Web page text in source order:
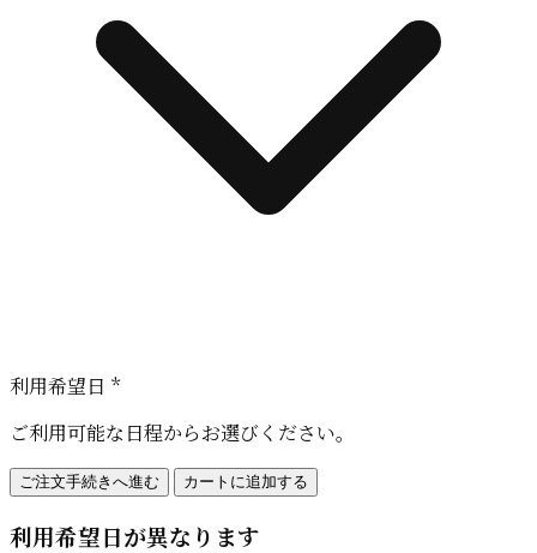
利用希望日 *
ご利用可能な日程からお選びください。
ご注文手続きへ進む カートに追加する
利用希望日が異なります